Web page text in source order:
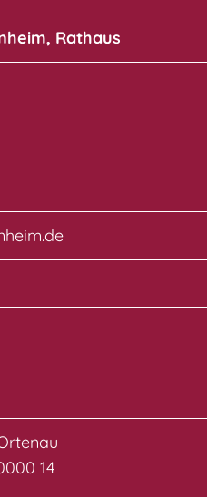
Rathaus
14